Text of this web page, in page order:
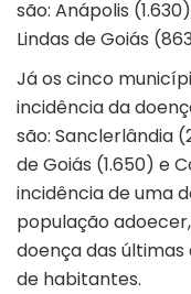
são: Anápolis
Lindas de Goiás
Já os cinco
incidência da
são: Sanclerlândia
de Goiás (1.650) e
incidência de uma
população
doença das
de habitantes.